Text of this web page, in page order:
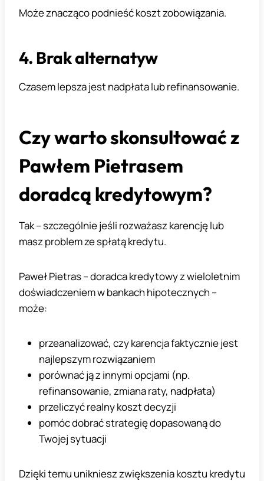
Może znacząco podnieść koszt zobowiązania.
4. Brak alternatyw
Czasem lepsza jest nadpłata lub refinansowanie.
Czy warto skonsultować z
Pawłem Pietrasem
doradcą kredytowym?
Tak – szczególnie jeśli rozważasz karencję lub
masz problem ze spłatą kredytu.
Paweł Pietras – doradca kredytowy z wieloletnim
doświadczeniem w bankach hipotecznych –
może:
przeanalizować, czy karencja faktycznie jest
najlepszym rozwiązaniem
porównać ją z innymi opcjami (np.
refinansowanie, zmiana raty, nadpłata)
przeliczyć realny koszt decyzji
pomóc dobrać strategię dopasowaną do
Twojej sytuacji
Dzięki temu unikniesz zwiększenia kosztu kredytu